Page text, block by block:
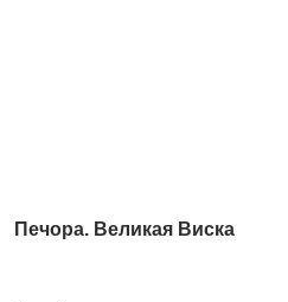
Печора. Великая Виска